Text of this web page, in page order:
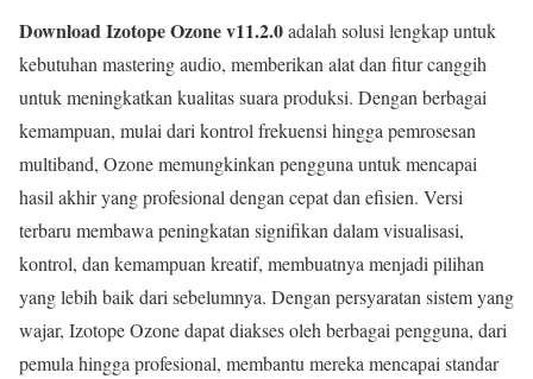
Download Izotope Ozone v11.2.0adalah solusi lengkap untuk
kebutuhan mastering audio, memberikan alat dan fitur canggih
untuk meningkatkan kualitas suara produksi. Dengan berbagai
kemampuan, mulai dari kontrol frekuensi hingga pemrosesan
multiband, Ozone memungkinkan pengguna untuk mencapai
hasil akhir yang profesional dengan cepat dan efisien. Versi
terbaru membawa peningkatan signifikan dalam visualisasi,
kontrol, dan kemampuan kreatif, membuatnya menjadi pilihan
yang lebih baik dari sebelumnya. Dengan persyaratan sistem yang
wajar, Izotope Ozone dapat diakses oleh berbagai pengguna, dari
pemula hingga profesional, membantu mereka mencapai standar